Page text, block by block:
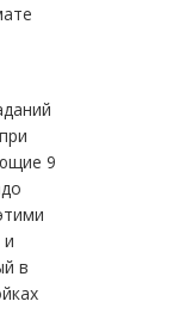
9
в